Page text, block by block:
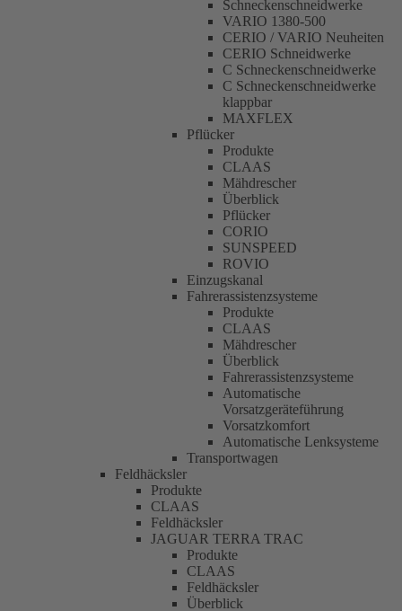
Schneckenschneidwerke
VARIO 1380-500
CERIO / VARIO Neuheiten
CERIO Schneidwerke
C Schneckenschneidwerke
C Schneckenschneidwerke
klappbar
MAXFLEX
Pflücker
Produkte
CLAAS
Mähdrescher
Überblick
Pflücker
CORIO
SUNSPEED
ROVIO
Einzugskanal
Fahrerassistenzsysteme
Produkte
CLAAS
Mähdrescher
Überblick
Fahrerassistenzsysteme
Automatische
Vorsatzgeräteführung
Vorsatzkomfort
Automatische Lenksysteme
Transportwagen
Feldhäcksler
Produkte
CLAAS
Feldhäcksler
JAGUAR TERRA TRAC
Produkte
CLAAS
Feldhäcksler
Überblick